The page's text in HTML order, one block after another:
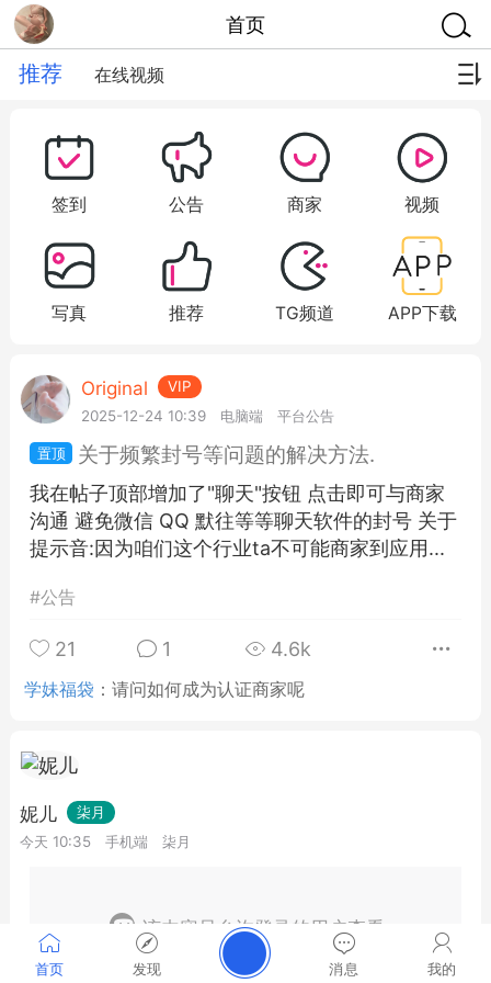
首页 发现 消息 我的
首页
推荐 在线视频
签到 公告 商家 视频
写真 推荐 TG频道 APP下载
Original
VIP
2025-12-24 10:39
电脑端 平台公告
关于频繁封号等问题的解决方法.
我在帖子顶部增加了"聊天"按钮 点击即可与商家
沟通 避免微信 QQ 默往等等聊天软件的封号 关于
提示音:因为咱们这个行业ta不可能商家到应用...
#公告
21 1 4.6k
学妹福袋 ：请问如何成为认证商家呢
妮儿
柒月
今天 10:35
手机端 柒月
该内容只允许登录的用户查看